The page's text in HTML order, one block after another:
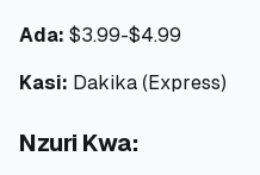
Ada: $3.99-$4.99
Kasi: Dakika (Express)
Nzuri Kwa: